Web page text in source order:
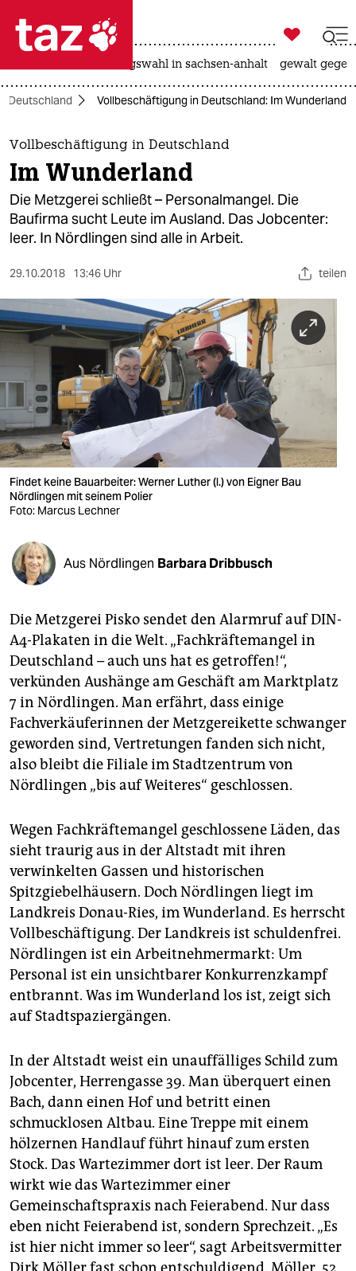
 taz zahl ich
taz zahl ich
themen
politik
öko
sport
berlin
nord
wahrheit
verlag
verlag
shop
fragen & hilfe
unterstützen
abo
genossenschaft
epaper login

taz zahl ich
landtagswahl in sachsen-anhalt gewalt
Deutschland Vollbeschäftigung in Deutschland: Im Wunderland
Vollbeschäftigung in Deutschland
Im Wunderland
Die Metzgerei schließt – Personalmangel. Die
Baufirma sucht Leute im Ausland. Das Jobcenter:
leer. In Nördlingen sind alle in Arbeit.
29.10.2018 13:46 Uhr teilen
Findet keine Bauarbeiter: Werner Luther (l.) von Eigner Bau
Nördlingen mit seinem Polier
Foto: Marcus Lechner
Aus Nördlingen Barbara Dribbusch
Die Metzgerei Pisko sendet den Alarmruf auf DIN-
A4-Plakaten in die Welt. „Fachkräftemangel in
Deutschland – auch uns hat es getroffen!“,
verkünden Aushänge am Geschäft am Marktplatz
7 in Nördlingen. Man erfährt, dass einige
Fachverkäuferinnen der Metzgereikette schwanger
geworden sind, Vertretungen fanden sich nicht,
also bleibt die Filiale im Stadtzentrum von
Nördlingen „bis auf Weiteres“ geschlossen.
Wegen Fachkräftemangel geschlossene Läden, das
sieht traurig aus in der Altstadt mit ihren
verwinkelten Gassen und historischen
Spitzgiebelhäusern. Doch Nördlingen liegt im
Landkreis Donau-Ries, im Wunderland. Es herrscht
Vollbeschäftigung. Der Landkreis ist schuldenfrei.
Nördlingen ist ein Arbeitnehmermarkt: Um
Personal ist ein unsichtbarer Konkurrenzkampf
entbrannt. Was im Wunderland los ist, zeigt sich
auf Stadtspaziergängen.
In der Altstadt weist ein unauffälliges Schild zum
Jobcenter, Herrengasse 39. Man überquert einen
Bach, dann einen Hof und betritt einen
schmucklosen Altbau. Eine Treppe mit einem
hölzernen Handlauf führt hinauf zum ersten
Stock. Das Wartezimmer dort ist leer. Der Raum
wirkt wie das Wartezimmer einer
Gemeinschaftspraxis nach Feierabend. Nur dass
eben nicht Feierabend ist, sondern Sprechzeit. „Es
ist hier nicht immer so leer“, sagt Arbeitsvermitter